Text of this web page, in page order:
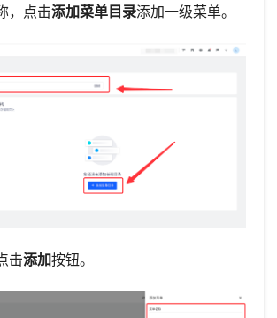
，点击添加菜单目录添加一级菜单。
击添加按钮。